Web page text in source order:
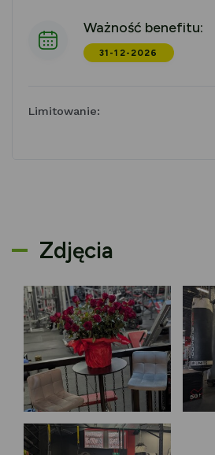
Ważność benefitu:
31-12-2026
Limitowanie:
Zdjęcia